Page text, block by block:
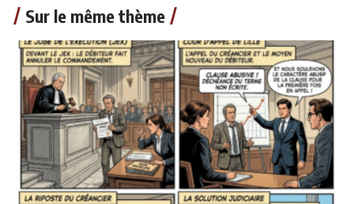
Sur le même thème